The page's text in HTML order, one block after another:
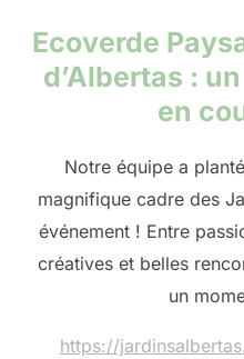
Ecoverde
d’Albertas :
en
Notre équipe a
magnifique cadre des
événement ! Entre
créatives et belles
un
https://